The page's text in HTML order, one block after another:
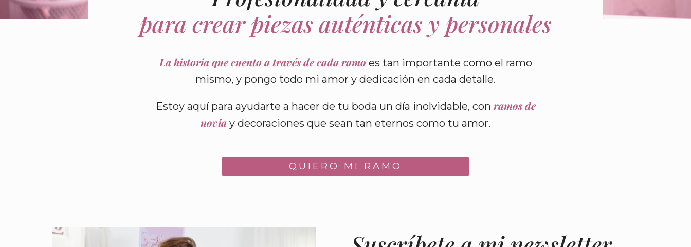
para crear piezas auténticas y personales
La historia que cuento a través de cada ramo es tan importante como el ramo
mismo, y pongo todo mi amor y dedicación en cada detalle.
Estoy aquí para ayudarte a hacer de tu boda un día inolvidable, con ramos de
novia y decoraciones que sean tan eternos como tu amor.
QUIERO MI RAMO